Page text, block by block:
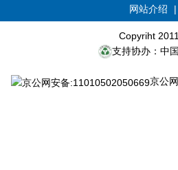
网站介绍
Copyriht
支持协办：中
京公